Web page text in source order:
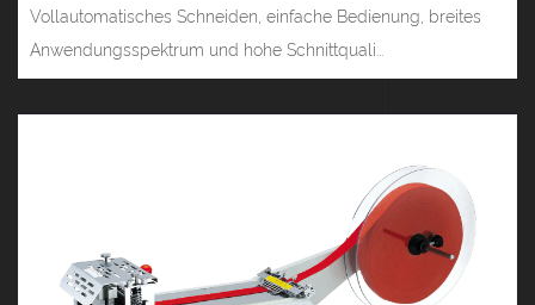
Vollautomatisches Schneiden, einfache Bedienung, breites
Anwendungsspektrum und hohe Schnittquali...